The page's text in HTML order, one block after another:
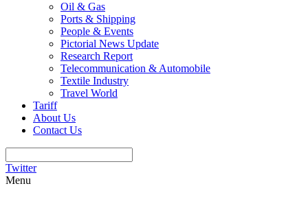
Oil & Gas
Ports & Shipping
People & Events
Pictorial News Update
Research Report
Telecommunication & Automobile
Textile Industry
Travel World
Tariff
About Us
Contact Us
Twitter
Menu